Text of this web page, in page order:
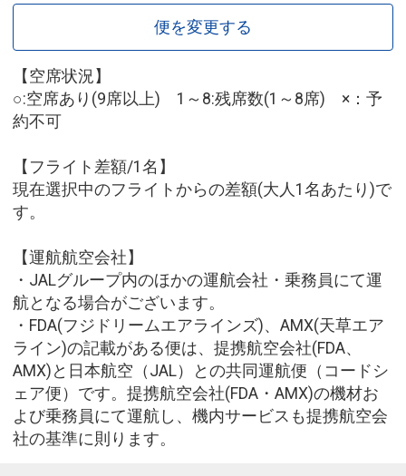
便を変更する
【空席状況】
○:空席あり(9席以上) 1～8:残席数(1～8席) ×：予
約不可
【フライト差額/1名】
現在選択中のフライトからの差額(大人1名あたり)で
す。
【運航航空会社】
・JALグループ内のほかの運航会社・乗務員にて運
航となる場合がございます。
・FDA(フジドリームエアラインズ)、AMX(天草エア
ライン)の記載がある便は、提携航空会社(FDA、
AMX)と日本航空（JAL）との共同運航便（コードシ
ェア便）です。提携航空会社(FDA・AMX)の機材お
よび乗務員にて運航し、機内サービスも提携航空会
社の基準に則ります。